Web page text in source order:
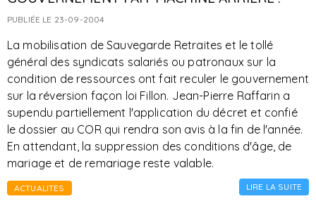
PUBLIÉE LE 23-09-2004
La mobilisation de Sauvegarde Retraites et le tollé
général des syndicats salariés ou patronaux sur la
condition de ressources ont fait reculer le gouvernement
sur la réversion façon loi Fillon. Jean-Pierre Raffarin a
supendu partiellement l'application du décret et confié
le dossier au COR qui rendra son avis à la fin de l'année.
En attendant, la suppression des conditions d'âge, de
mariage et de remariage reste valable.
ACTUALITES LIRE LA SUITE